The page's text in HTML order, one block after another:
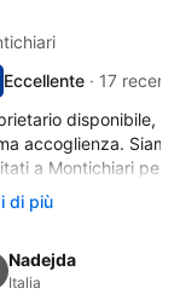
a 10 8,7
549 recensioni
degli ospiti
- Opinione
Eccellente· 17
disponibile,
accoglienza. Siamo
a Montichiari per
tra ex
dopo 30 anni
questo alloggio
quindi ottima
di più
Recensione di
Nadejda
Italia